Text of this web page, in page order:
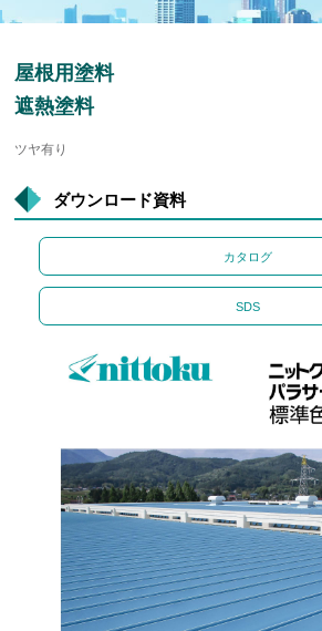
屋根用塗料
遮熱塗料
ツヤ有り
ダウンロード資料
カタログ
SDS